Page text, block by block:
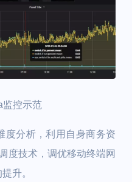
监控示范
度分析，利用自身商务资
度技术，调优移动终端网
升。